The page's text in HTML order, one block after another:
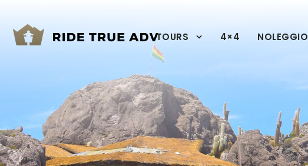
TOURS 4×4 NOLEGGIO